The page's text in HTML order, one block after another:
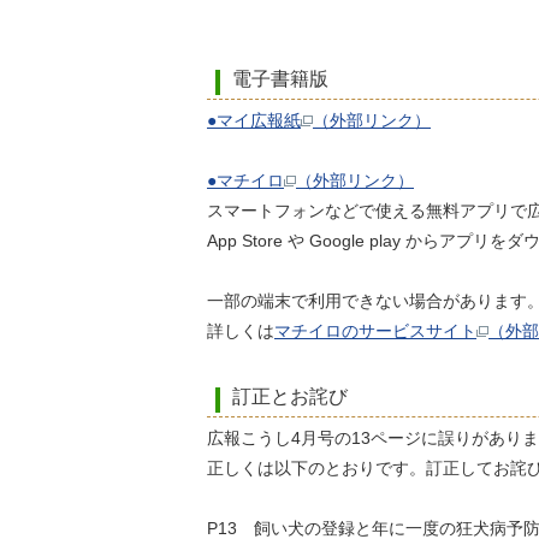
電子書籍版
●マイ広報紙 （外部リンク）
●マチイロ
（外部リンク）
スマートフォンなどで使える無料アプリで
App Store や Google play からアプリをダ
一部の端末で利用できない場合があります
詳しくはマチイロのサービスサイト （外
訂正とお詫び
広報こうし4月号の13ページに誤りがあり
正しくは以下のとおりです。訂正してお詫
P13 飼い犬の登録と年に一度の狂犬病予